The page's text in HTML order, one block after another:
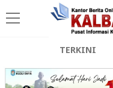
TERKINI